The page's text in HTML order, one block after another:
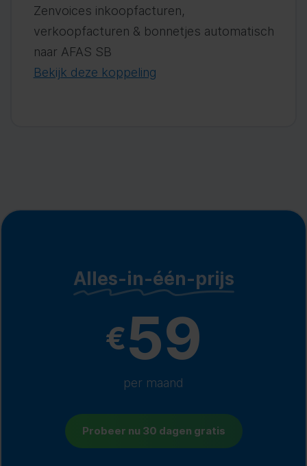
Zenvoices inkoopfacturen,
verkoopfacturen & bonnetjes automatisch
naar AFAS SB
Bekijk deze koppeling
Alles-in-één-prijs
€59
per maand
Probeer nu 30 dagen gratis